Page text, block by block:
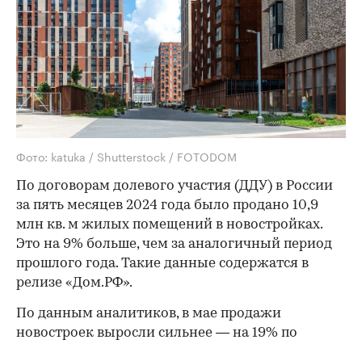
Фото: katuka / Shutterstock / FOTODOM
По договорам долевого участия (ДДУ) в России
за пять месяцев 2024 года было продано 10,9
млн кв. м жилых помещений в новостройках.
Это на 9% больше, чем за аналогичный период
прошлого года. Такие данные содержатся в
релизе «Дом.РФ».
По данным аналитиков, в мае продажи
новостроек выросли сильнее — на 19% по